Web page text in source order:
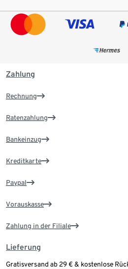
Zahlung
Rechnung
Ratenzahlung
Bankeinzug
Kreditkarte
Paypal
Vorauskasse
Zahlung in der Filiale
Lieferung
Gratisversand ab 29 € & kostenlose